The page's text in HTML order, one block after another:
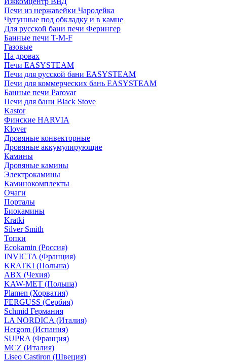
Печи из нержавейки Чародейка
Чугунные под обкладку и в камне
Для русской бани печи Ферингер
Банные печи T-M-F
Газовые
На дровах
Печи EASYSTEAM
Печи для русской бани EASYSTEAM
Печи для коммерческих бань EASYSTEAM
Банные печи Parovar
Печи для бани Black Stove
Kastor
Финские HARVIA
Klover
Дровяные конвекторные
Дровяные аккумулирующие
Камины
Дровяные камины
Электрокамины
Каминокомплекты
Очаги
Порталы
Биокамины
Kratki
Silver Smith
Топки
Ecokamin (Россия)
INVICTA (Франция)
KRATKI (Польша)
ABX (Чехия)
KAW-MET (Польша)
Plamen (Хорватия)
FERGUSS (Сербия)
Schmid Германия
LA NORDICA (Италия)
Hergom (Испания)
SUPRA (Франция)
MCZ (Италия)
Liseo Castiron (Швеция)